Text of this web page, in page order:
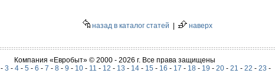
назад в каталог статей наверх
Компания «Евробыт» © 2000 - 2026 г. Все права защищены
- 3 - 4- 5 - 6 - 7 - 8- 9 - 10- 11 - 12 - 13 - 14- 15 - 16 - 17 - 18- 19 - 20- 21 - 22 - 23 -